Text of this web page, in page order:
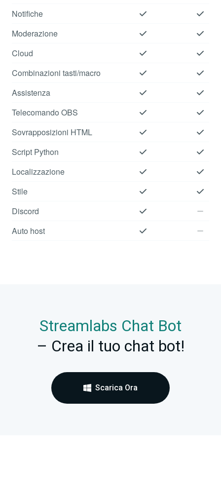
Notifiche
Moderazione
Cloud
Combinazioni tasti/macro
Assistenza
Telecomando OBS
Sovrapposizioni HTML
Script Python
Localizzazione
Stile
Discord
Auto host
Streamlabs Chat Bot
– Crea il tuo chat bot!
Scarica Ora